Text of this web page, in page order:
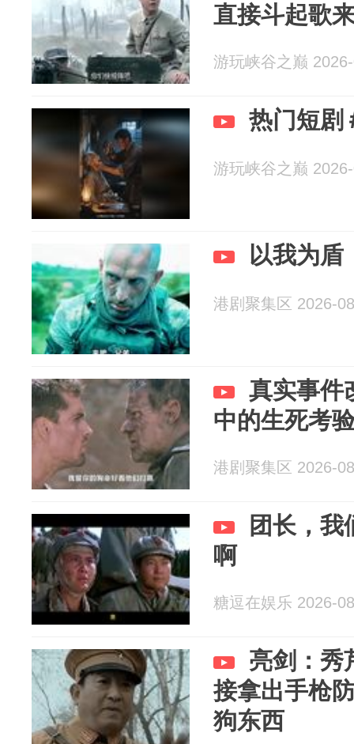
直接斗起歌
游玩峡谷之巅
热门短剧
游玩峡谷之巅
以我为盾️
港剧聚集区 2026-
真实事件
中的生死考
港剧聚集区 2026-
团长，我
啊
糖逗在娱乐 2026-
亮剑：秀
接拿出手枪
狗东西